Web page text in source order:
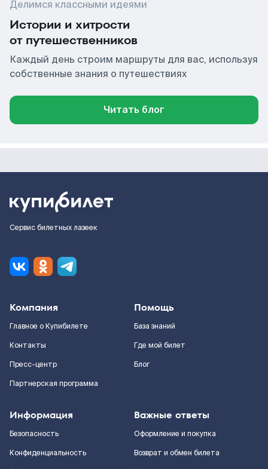
Делимся классными идеями
Истории и хитрости
от путешественников
Каждый день строим маршруты для вас, используя
собственные знания о путешествиях
Читать блог
Сервис билетных лазеек
Компания
Главное о Купибилете
Контакты
Пресс-центр
Партнерская программа
Помощь
База знаний
Где мой билет
Блог
Информация
Безопасность
Конфиденциальность
Важные ответы
Оформление и покупка
Возврат и обмен билета